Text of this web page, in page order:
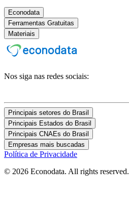
Econodata
Ferramentas Gratuitas
Materiais
Nos siga nas redes sociais:
Principais setores do Brasil
Principais Estados do Brasil
Principais CNAEs do Brasil
Empresas mais buscadas
Política de Privacidade
© 2026 Econodata. All rights reserved.